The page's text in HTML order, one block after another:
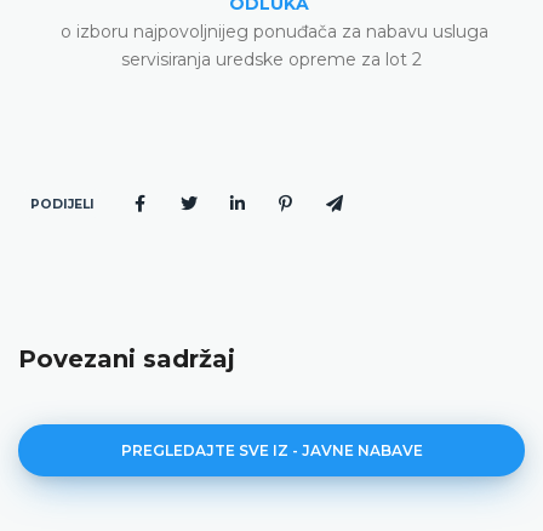
o izboru najpovoljnijeg ponuđača za nabavu usluga
servisiranja uredske opreme za lot 2
PODIJELI
Povezani sadržaj
PREGLEDAJTE SVE IZ - JAVNE NABAVE